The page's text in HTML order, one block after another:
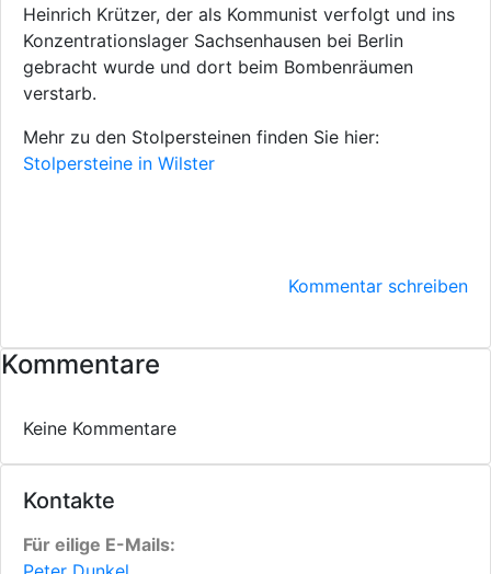
Kontakte
Für eilige E-Mails:
Heinrich Krützer, der als Kommunist verfolgt und ins
Konzentrationslager Sachsenhausen bei Berlin
gebracht wurde und dort beim Bombenräumen
verstarb.
Mehr zu den Stolpersteinen finden Sie hier:
Stolpersteine in Wilster
Kommentar schreiben
Kommentare
Keine Kommentare